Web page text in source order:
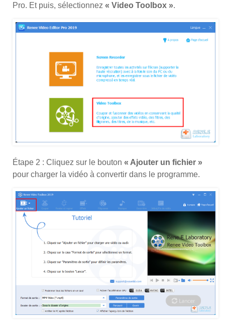
Pro. Et puis, sélectionnez « Video Toolbox ».
Étape 2 : Cliquez sur le bouton « Ajouter un fichier »
pour charger la vidéo à convertir dans le programme.